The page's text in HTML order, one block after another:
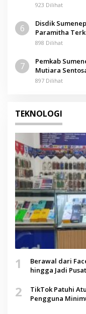
923 Dilihat
6
Disdik
Paramitha
898 Dilihat
7
Pemkab
Mutiara
897 Dilihat
TEKNOLOGI
1
Berawal dari
hingga Jadi
2
TikTok Patuhi
Pengguna